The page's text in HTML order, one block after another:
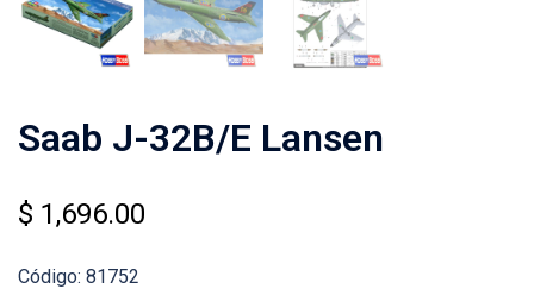
Saab J-32B/E Lansen
$ 1,696.00
Código: 81752